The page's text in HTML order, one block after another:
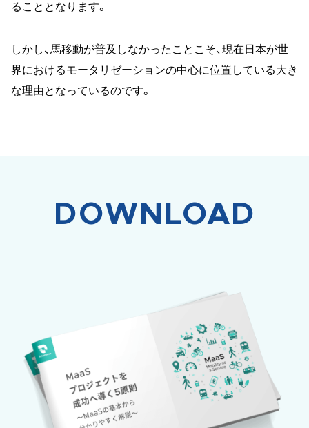
ることとなります。
しかし、馬移動が普及しなかったことこそ、現在日本が世
界におけるモータリゼーションの中心に位置している大き
な理由となっているのです。
DOWNLOAD